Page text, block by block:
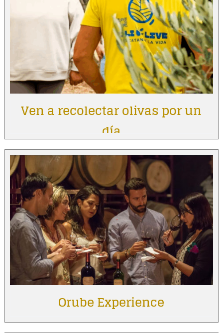
Ven a recolectar olivas por un
día
Orube Experience